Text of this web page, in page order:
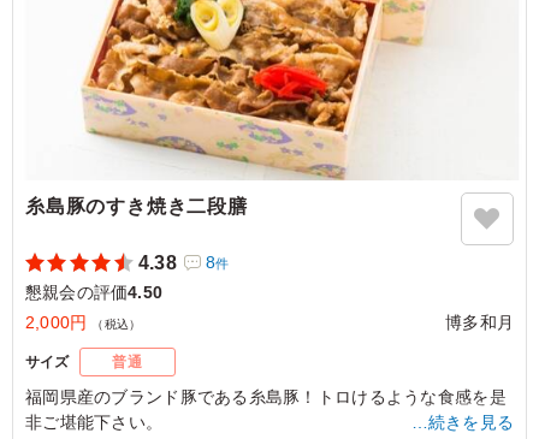
糸島豚のすき焼き二段膳
4.38 8件
懇親会の評価4.50
2,000円
（税込） 博多和月
サイズ 普通
福岡県産のブランド豚である糸島豚！トロけるような食感を是
非ご堪能下さい。
…続きを見る